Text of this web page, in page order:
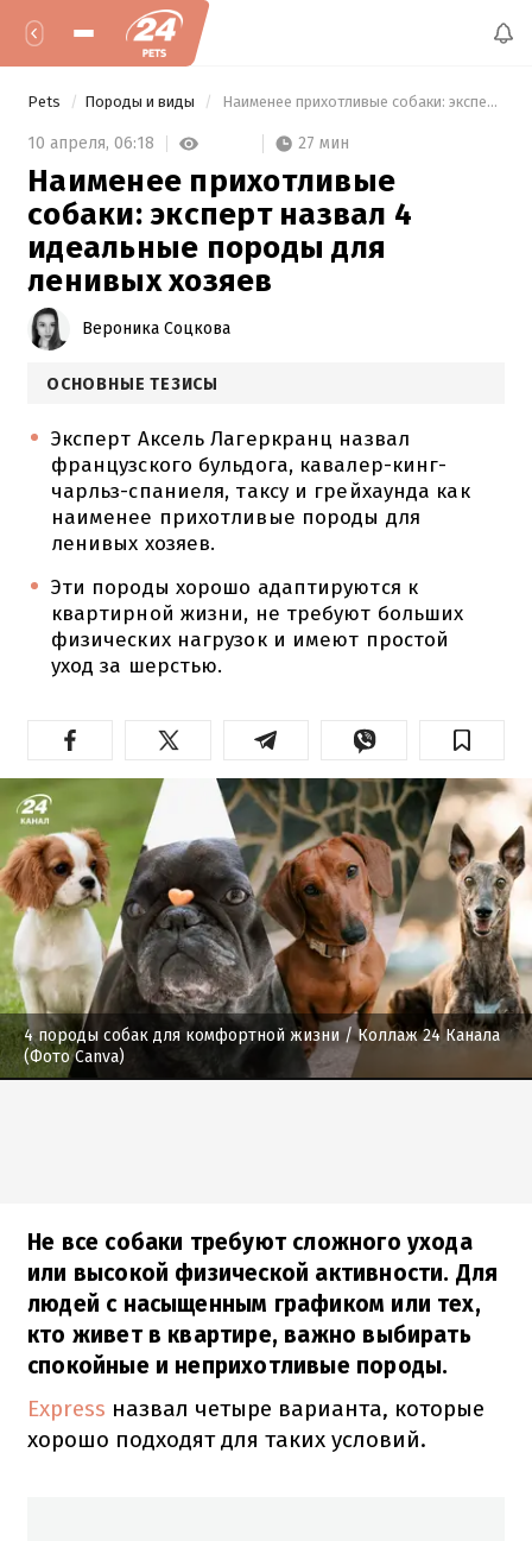
Pets Породы и виды Наименее прихотливые собаки: эксперт назвал 4 идеальные породы для ленивых хозяев
10 апреля, 06:18 27 мин
Наименее прихотливые
собаки: эксперт назвал 4
идеальные породы для
ленивых хозяев
Вероника Соцкова
ОСНОВНЫЕ ТЕЗИСЫ
Эксперт Аксель Лагеркранц назвал
французского бульдога, кавалер-кинг-
чарльз-спаниеля, таксу и грейхаунда как
наименее прихотливые породы для
ленивых хозяев.
Эти породы хорошо адаптируются к
квартирной жизни, не требуют больших
физических нагрузок и имеют простой
уход за шерстью.
4 породы собак для комфортной жизни / Коллаж 24 Канала
(Фото Canva)
Не все собаки требуют сложного ухода
или высокой физической активности. Для
людей с насыщенным графиком или тех,
кто живет в квартире, важно выбирать
спокойные и неприхотливые породы.
Express назвал четыре варианта, которые
хорошо подходят для таких условий.